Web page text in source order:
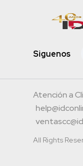
Siguenos
Atención a
All Rights